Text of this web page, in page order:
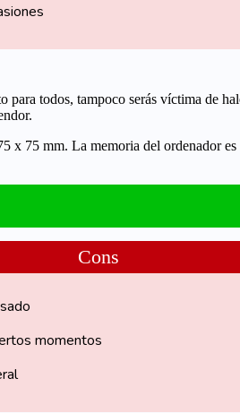
todos, tampoco serás víctima de
x 75 mm. La memoria del ordenador
Cons
momentos